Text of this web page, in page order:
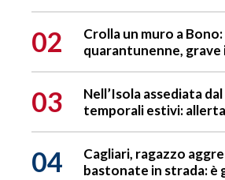
02
Crolla un muro a
quarantunenne, grave
03
Nell’Isola assediata
temporali estivi:
04
Cagliari, ragazzo
bastonate in strada: è